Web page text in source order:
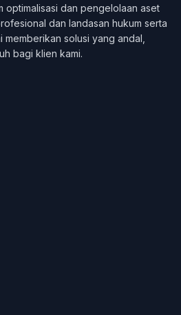
optimalisasi dan pengelolaan aset
dan landasan hukum serta
solusi yang andal,
bagi klien kami.